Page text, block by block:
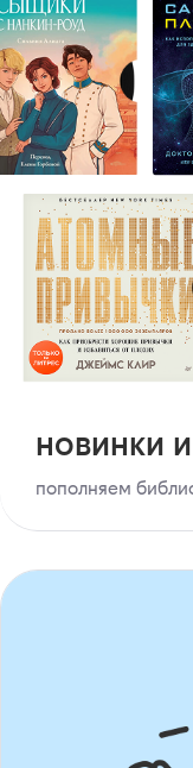
новинки
пополняем